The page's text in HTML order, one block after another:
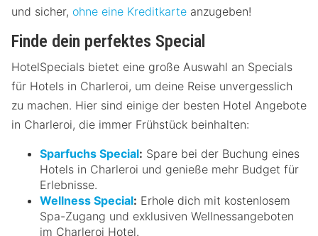
und sicher, ohne eine Kreditkarte anzugeben!
Finde dein perfektes Special
HotelSpecials bietet eine große Auswahl an Specials
für Hotels in Charleroi, um deine Reise unvergesslich
zu machen. Hier sind einige der besten Hotel Angebote
in Charleroi, die immer Frühstück beinhalten:
Sparfuchs Special: Spare bei der Buchung eines
Hotels in Charleroi und genieße mehr Budget für
Erlebnisse.
Wellness Special: Erhole dich mit kostenlosem
Spa-Zugang und exklusiven Wellnessangeboten
im Charleroi Hotel.